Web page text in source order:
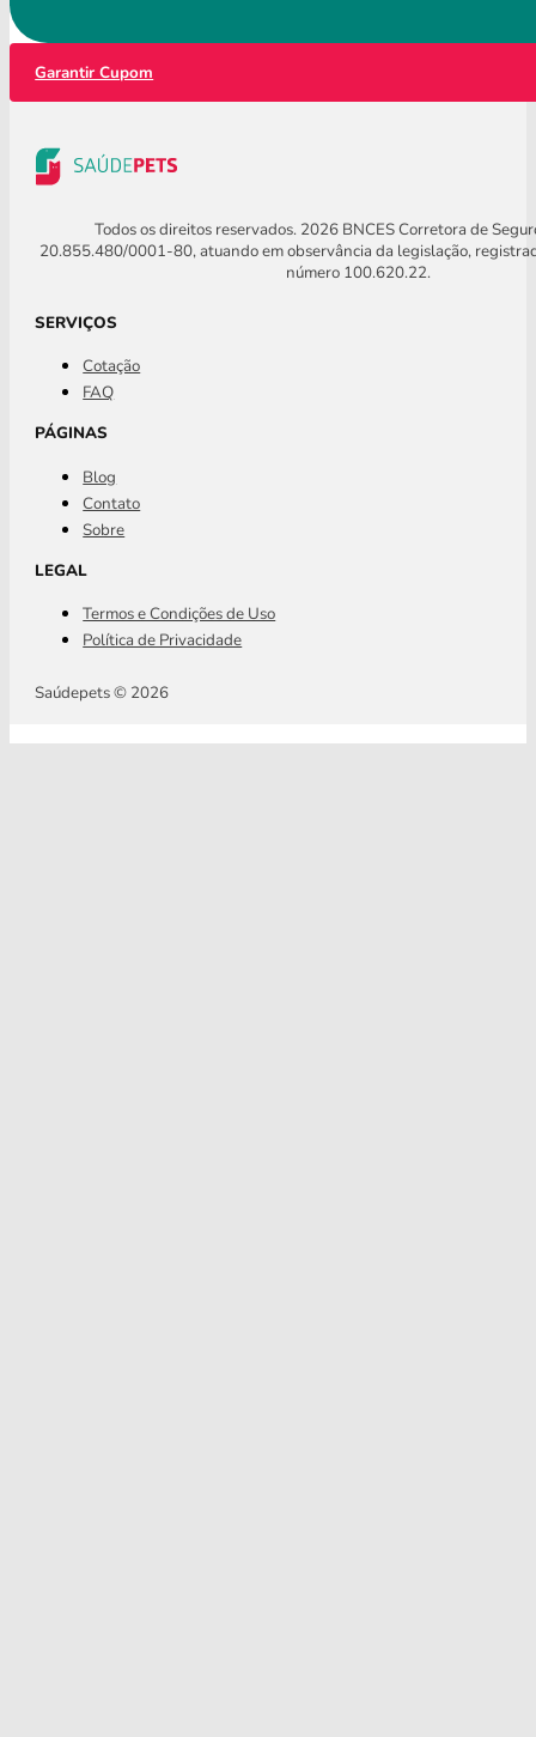
Garantir Cupom
Todos os direitos reservados. 2026 BNCES Corretora de
20.855.480/0001-80, atuando em observância da legislação,
número 100.620.22.
SERVIÇOS
Cotação
FAQ
PÁGINAS
Blog
Contato
Sobre
LEGAL
Termos e Condições de Uso
Política de Privacidade
Saúdepets © 2026